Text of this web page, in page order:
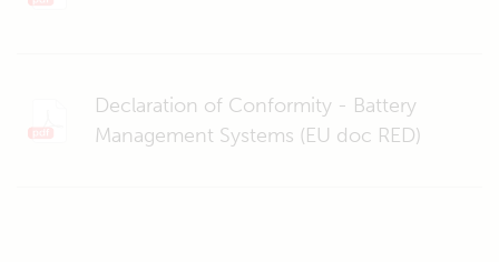
Declaration of Conformity - Battery
Management Systems (EU doc RED)